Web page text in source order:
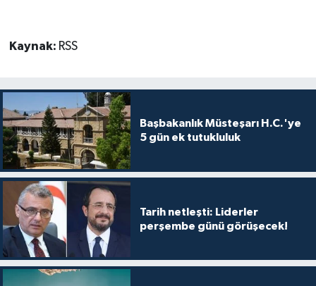
Kaynak: RSS
Başbakanlık Müsteşarı H.C.'ye
5 gün ek tutukluluk
Tarih netleşti: Liderler
perşembe günü görüşecek!
Nöbetçi Eczaneler
SAĞLIK
SİYASET
SPOR
TATLISU
TEKNOLOJİ